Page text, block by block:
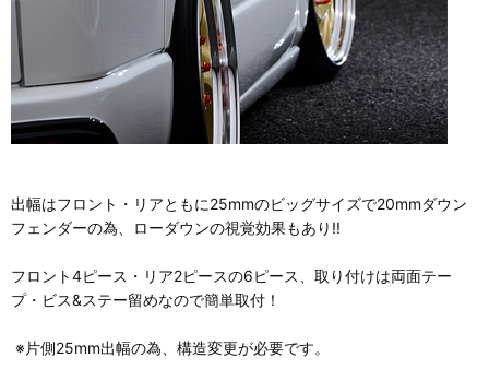
出幅はフロント・リアともに25mmのビッグサイズで20mmダウン
フェンダーの為、ローダウンの視覚効果もあり!!
フロント4ピース・リア2ピースの6ピース、取り付けは両面テー
プ・ビス&ステー留めなので簡単取付！
※片側25mm出幅の為、構造変更が必要です。